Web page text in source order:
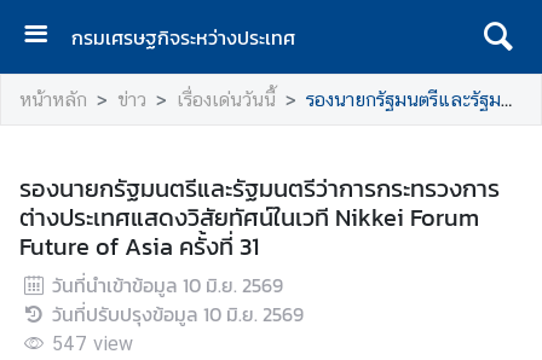
กรมเศรษฐกิจระหว่างประเทศ
ห
น้
ร
ก
ก
ร
ม
หน้าหลัก ข่าว เรื่องเด่นวันนี้ รองนายกรัฐมนตรีและรัฐมนตรีว่าการกระทรวงการต่างประเทศแสดงวิสัยทัศน์ในเวที Nikkei Forum Future of Asia ครั้งที่ 31
รองนายกรัฐมนตรีและรัฐมนตรีว่าการกระทรวงการ
ต่างประเทศแสดงวิสัยทัศน์ในเวที Nikkei Forum
Future of Asia ครั้งที่ 31
วันที่นำเข้าข้อมูล 10 มิ.ย. 2569
วันที่ปรับปรุงข้อมูล 10 มิ.ย. 2569
547 view